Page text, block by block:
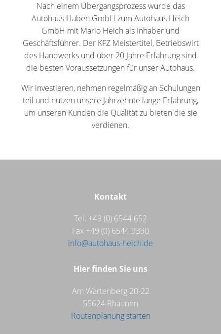
Nach einem Übergangsprozess wurde das
Autohaus Haben GmbH zum Autohaus Heich
GmbH mit Mario Heich als Inhaber und
Geschäftsführer. Der KFZ Meistertitel, Betriebswirt
des Handwerks und über 20 Jahre Erfahrung sind
die besten Voraussetzungen für unser Autohaus.
Wir investieren, nehmen regelmäßig an Schulungen
teil und nutzen unsere Jahrzehnte lange Erfahrung,
um unseren Kunden die Qualität zu bieten die sie
verdienen.
Kontakt
Tel. +49 (0) 6544 652
Fax +49 (0) 6544 9390
info@autohaus-heich.de
Hier finden Sie uns
Am Wartenberg 20-22
55624 Rhaunen
Routenplanung starten